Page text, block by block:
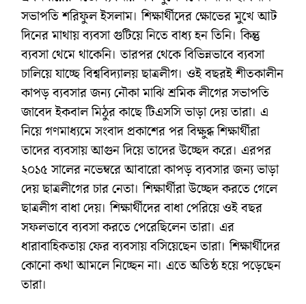
সভাপতি শরিফুল ইসলাম। শিক্ষার্থীদের ক্ষোভের মুখে আট
দিনের মাথায় ব্যবসা গুটিয়ে নিতে বাধ্য হন তিনি। কিন্তু
ব্যবসা থেমে থাকেনি। তারপর থেকে বিভিন্নভাবে ব্যবসা
চালিয়ে যাচ্ছে বিশ্ববিদ্যালয় ছাত্রলীগ। ওই বছরই শীতকালীন
কাপড় ব্যবসার জন্য নৌকা মাঝি শ্রমিক লীগের সভাপতি
জাবেদ ইকবাল মিঠুর কাছে টিএসসি ভাড়া দেয় তারা। এ
নিয়ে গণমাধ্যমে সংবাদ প্রকাশের পর বিক্ষুব্ধ শিক্ষার্থীরা
তাদের ব্যবসায় আগুন দিয়ে তাদের উচ্ছেদ করে। এরপর
২০১৫ সালের নভেম্বরে আবারো কাপড় ব্যবসার জন্য ভাড়া
দেয় ছাত্রলীগের চার নেতা। শিক্ষার্থীরা উচ্ছেদ করতে গেলে
ছাত্রলীগ বাধা দেয়। শিক্ষার্থীদের বাধা পেরিয়ে ওই বছর
সফলভাবে ব্যবসা করতে পেরেছিলেন তারা। এর
ধারাবাহিকতায় ফের ব্যবসায় বসিয়েছেন তারা। শিক্ষার্থীদের
কোনো কথা আমলে নিচ্ছেন না। এতে অতিষ্ঠ হয়ে পড়েছেন
তারা।